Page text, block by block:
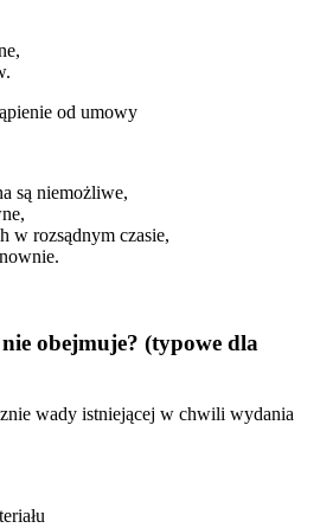
od umowy
są niemożliwe,
w rozsądnym czasie,
obejmuje? (typowe dla
wady istniejącej w chwili wydania